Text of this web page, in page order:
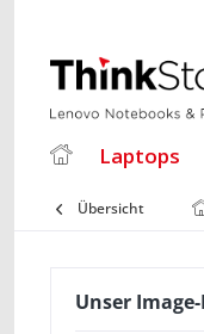
Laptops
Übersicht
Unser